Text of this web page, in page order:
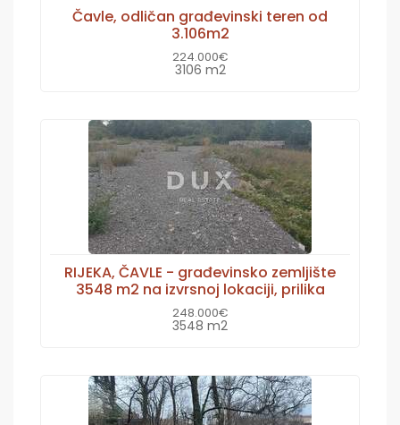
Čavle, odličan građevinski teren od
3.106m2
224.000€
3106 m2
RIJEKA, ČAVLE - građevinsko zemljište
3548 m2 na izvrsnoj lokaciji, prilika
248.000€
3548 m2